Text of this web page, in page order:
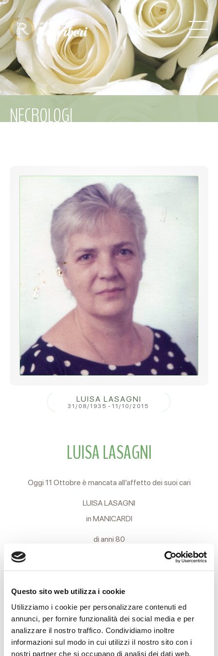
Questo sito web utilizza i cookie
Utilizziamo i cookie per personalizzare contenuti ed
annunci, per fornire funzionalità dei social media e per
analizzare il nostro traffico. Condividiamo inoltre
informazioni sul modo in cui utilizzi il nostro sito con i
nostri partner che si occupano di analisi dei dati web,
NECROLOGI
LUISA LASAGNI
31/08/1935 - 11/10/2015
LUISA LASAGNI
Oggi 11 Ottobre è mancata all’affetto dei suoi cari
LUISA LASAGNI
in MANICARDI
di anni 80
Ne danno il triste annuncio il marito GIOVANNI, i figli VIVELLA
e MARCO, il genero WAINER, la nuora PATRIZIA, i nipoti
I funerali si svolgeranno oggi, Lunedì 12, alle ore 15.30 nella
Chiesa delle Camere Ardenti dell’Arcispedale Santa Maria
Nuova.